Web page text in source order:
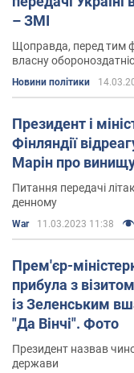
– ЗМІ
Щоправда, перед тим
власну
Новини політики
Президент і
Фінляндії
Марін про
Питання передачі
денному
War 11.03.2023 11:38
Прем'єр-
прибула з
із Зеленським
"Да Вінчі". Фото
Президент назвав
держави